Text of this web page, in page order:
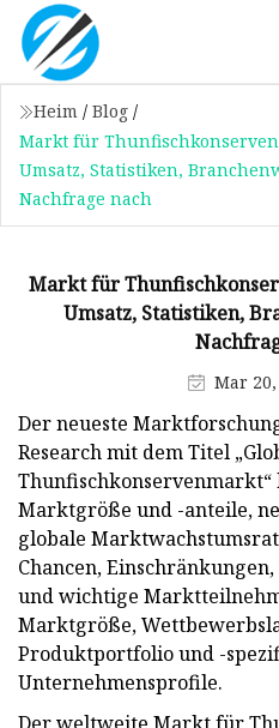
Heim / Blog /
Markt für
Umsatz, Statistiken,
Nachfrage nach
Markt für
Umsatz, Statistiken,
Mar 20,
Der neueste
Research mit dem Titel
Thunfischkonservenmarkt“
Marktgröße und -anteile,
globale
Chancen,
und wichtige
Marktgröße,
Produktportfolio und -
Unternehmensprofile.